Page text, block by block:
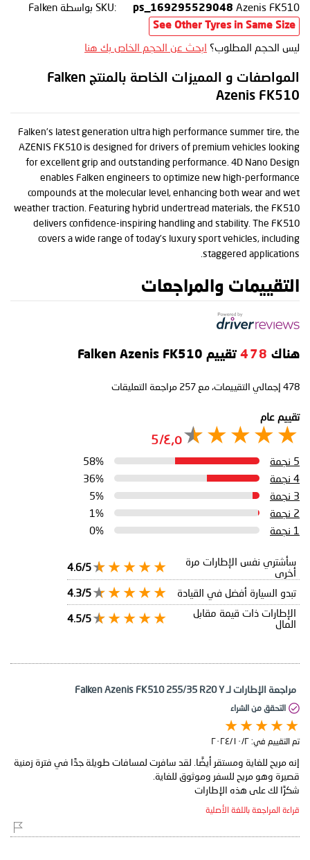
SKU: ps_169295529048 Azenis FK510 بواسطة Falken
See Other Tyres in Same Size
ليس الحجم المطلوب؟ ابحث عن الحجم الخاص بك هنا
المواصفات و المميزات الخاصة بالمنتج Falken
Azenis FK510
Falken’s latest generation ultra high performance summer tire, the
AZENIS FK510 is designed for drivers of premium vehicles looking
for excellent grip and outstanding performance. 4D Nano Design
enables Falken engineers to optimize new high-performance
compounds at the molecular level, enhancing both wear and wet
weather traction. Featuring hybrid undertread materials, the FK510
delivers confidence-inspiring handling and stability. The FK510
covers a wide range of today’s luxury sport vehicles, including
staggered applications.
التقييمات والمراجعات
هناك 478تقييم Falken Azenis FK510
478 إجمالي التقييمات، مع257 مراجعة التعليقات
تقييم عام
٤٫٥/5
5 نجمة
58%
4 نجمة
36%
3 نجمة
5%
2 نجمة
1%
1 نجمة
0%
سأشتري نفس الإطارات مرة
أخرى
4.6/5
تبدو السيارة أفضل في القيادة
4.3/5
الإطارات ذات قيمة مقابل
المال
4.5/5
مراجعة الإطارات لـ Falken Azenis FK510 255/35 R20 Y
التحقق من الشراء
تم التقييم في: ٢‏/١٠‏/٢٠٢٤
إنه مريح للغاية ومستقر أيضًا. لقد سافرت لمسافات طويلة جدًا في فترة زمنية
شكرًا لك على هذه الإطارات
قراءة المراجعة باللغة الأصلية